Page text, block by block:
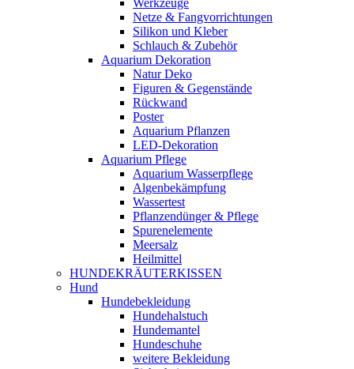
Werkzeuge
Netze & Fangvorrichtungen
Silikon und Kleber
Schlauch & Zubehör
Aquarium Dekoration
Natur Deko
Figuren & Gegenstände
Rückwand
Poster
Aquarium Pflanzen
LED-Dekoration
Aquarium Pflege
Aquarium Wasserpflege
Algenbekämpfung
Wassertest
Pflanzendünger & Pflege
Spurenelemente
Meersalz
Heilmittel
HUNDEKRÄUTERKISSEN
Hund
Hundebekleidung
Hundehalstuch
Hundemantel
Hundeschuhe
weitere Bekleidung